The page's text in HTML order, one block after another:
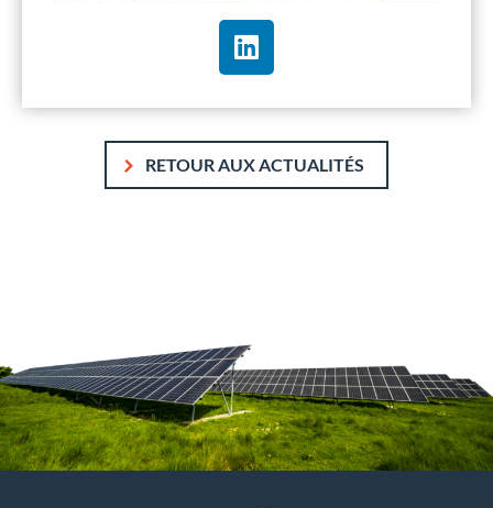
RETOUR AUX ACTUALITÉS